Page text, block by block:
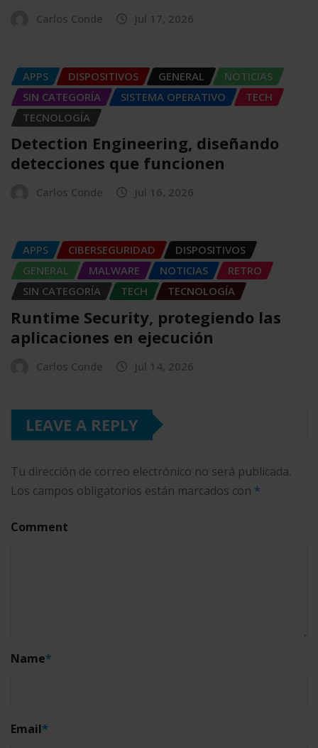
Carlos Conde Jul 17, 2026
APPS DISPOSITIVOS GENERAL
NOTICIAS
SIN CATEGORÍA
SISTEMA OPERATIVO
TECH
TECNOLOGÍA
Detection Engineering, diseñando
detecciones que funcionen
Carlos Conde Jul 16, 2026
APPS CIBERSEGURIDAD
DISPOSITIVOS
GENERAL
MALWARE NOTICIAS
RETRO
SIN CATEGORÍA
TECH TECNOLOGÍA
Runtime Security, protegiendo las
aplicaciones en ejecución
Carlos Conde Jul 14, 2026
LEAVE A REPLY
Tu dirección de correo electrónico no será publicada.
Los campos obligatorios están marcados con *
Comment
Name*
Email*